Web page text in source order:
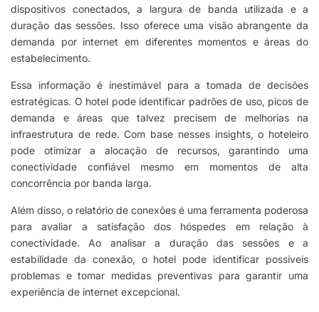
dispositivos conectados, a largura de banda utilizada e a
duração das sessões. Isso oferece uma visão abrangente da
demanda por internet em diferentes momentos e áreas do
estabelecimento.
Essa informação é inestimável para a tomada de decisões
estratégicas. O hotel pode identificar padrões de uso, picos de
demanda e áreas que talvez precisem de melhorias na
infraestrutura de rede. Com base nesses insights, o hoteleiro
pode otimizar a alocação de recursos, garantindo uma
conectividade confiável mesmo em momentos de alta
concorrência por banda larga.
Além disso, o relatório de conexões é uma ferramenta poderosa
para avaliar a satisfação dos hóspedes em relação à
conectividade. Ao analisar a duração das sessões e a
estabilidade da conexão, o hotel pode identificar possíveis
problemas e tomar medidas preventivas para garantir uma
experiência de internet excepcional.